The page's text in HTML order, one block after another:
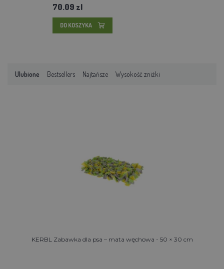
70.09 zl
DO KOSZYKA
Ulubione Bestsellers Najtańsze Wysokość zniżki
KERBL Zabawka dla psa – mata węchowa - 50 × 30 cm